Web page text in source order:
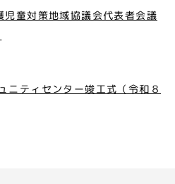
童対策地域協議会代表者会議
ニティセンター竣工式（令和８